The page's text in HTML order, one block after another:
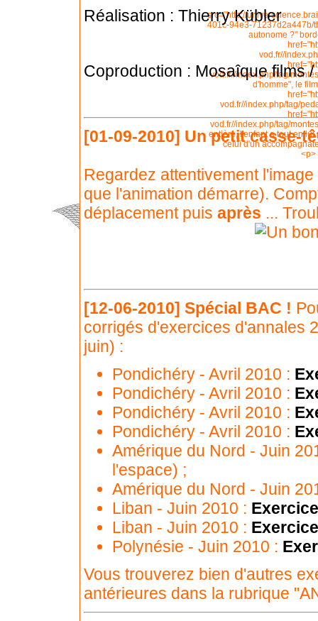
src="http://
401c-94e3-71237d2a447b/
autonome ?"
vod.fr//
vod.fr//index.php/tag/
d'homme", le
vod.fr//index.php/tag/
vod.fr//index.php/tag/
entière, l'enfant a tout en
celui d'un
<p>
Réalisation : Thierry Kübler
Coproduction : Mosaîque films
[01-09-2010] Un petit casse-
Regardez attentivement
que l'animation démarre).
déplacement puis après ...
[12-06-2010] Spécial BAC !
corrigés d'exercices d'annales
juin) :
Pondichéry - Avril 2010 :
Pondichéry - Avril 2010 :
Pondichéry - Avril 2010 :
Pondichéry - Avril 2010 :
Amérique du Nord - Juin
l'espace) ;
Amérique du Nord - Juin
Liban - Juin 2010 :
Liban - Juin 2010 :
Polynésie - Juin 2010 :
Vous trouverez bien d'autres
antérieures dans la rubrique